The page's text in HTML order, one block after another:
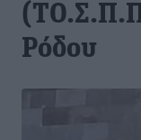
Ρόδου